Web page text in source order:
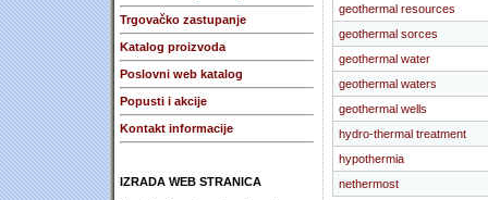
Trgovačko zastupanje
Katalog proizvoda
Poslovni web katalog
Popusti i akcije
Kontakt informacije
IZRADA WEB STRANICA
geothermal resources
geothermal sorces
geothermal water
geothermal waters
geothermal wells
hydro-thermal treatment
hypothermia
nethermost